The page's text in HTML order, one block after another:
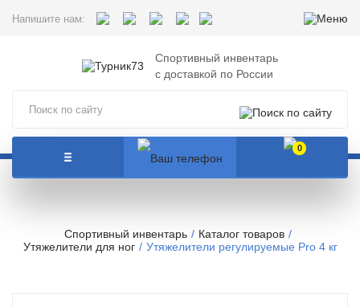
Напишите нам:
Спортивный инвентарь
с доставкой по России
0
Спортивный инвентарь
Каталог товаров
Утяжелители для ног
Утяжелители регулируемые Pro 4 кг